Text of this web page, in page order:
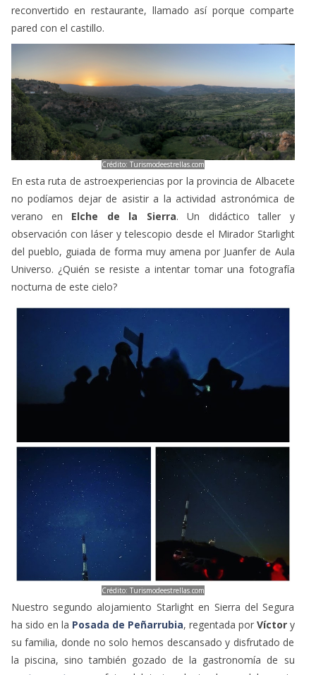
reconvertido en restaurante, llamado así porque comparte
pared con el castillo.
Crédito: Turismodeestrellas.com
En esta ruta de astroexperiencias por la provincia de Albacete
no podíamos dejar de asistir a la actividad astronómica de
verano en Elche de la Sierra. Un didáctico taller y
observación con láser y telescopio desde el Mirador Starlight
del pueblo, guiada de forma muy amena por Juanfer de Aula
Universo. ¿Quién se resiste a intentar tomar una fotografía
nocturna de este cielo?
Crédito: Turismodeestrellas.com
Nuestro segundo alojamiento Starlight en Sierra del Segura
ha sido en la Posada de Peñarrubia, regentada por Víctory
su familia, donde no solo hemos descansado y disfrutado de
la piscina, sino también gozado de la gastronomía de su